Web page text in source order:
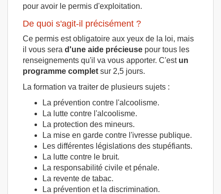
pour avoir le permis d'exploitation.
De quoi s'agit-il précisément ?
Ce permis est obligatoire aux yeux de la loi, mais
il vous sera d'une aide précieuse pour tous les
renseignements qu'il va vous apporter. C'estun
programme complet sur 2,5 jours.
La formation va traiter de plusieurs sujets :
La prévention contre l'alcoolisme.
La lutte contre l'alcoolisme.
La protection des mineurs.
La mise en garde contre l'ivresse publique.
Les différentes législations des stupéfiants.
La lutte contre le bruit.
La responsabilité civile et pénale.
La revente de tabac.
La prévention et la discrimination.